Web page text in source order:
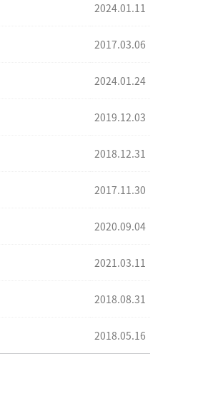
2024.01.11
2017.03.06
2024.01.24
2019.12.03
2018.12.31
2017.11.30
2020.09.04
2021.03.11
2018.08.31
2018.05.16